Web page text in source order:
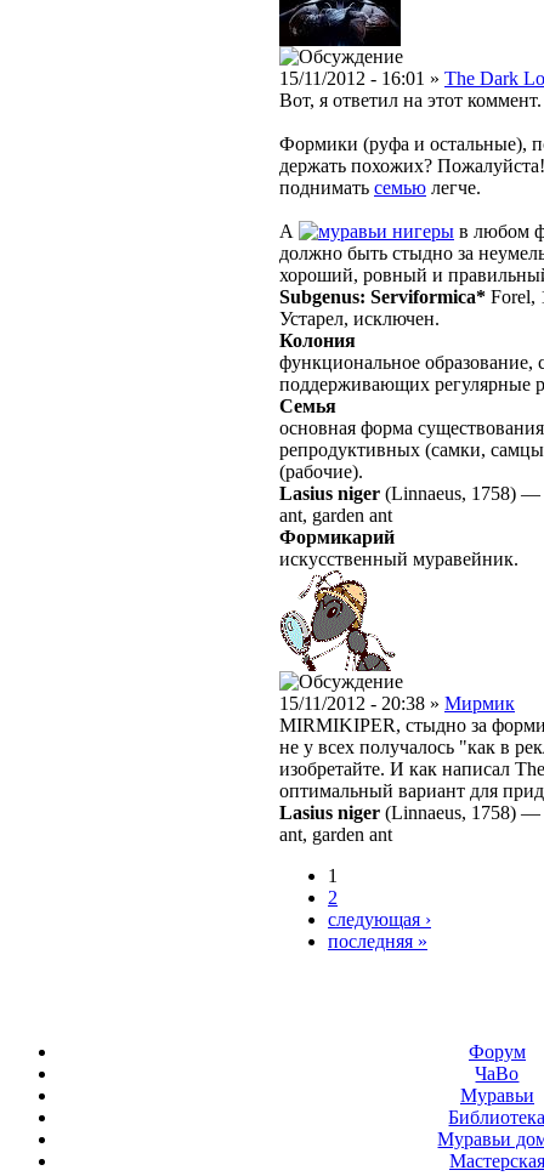
15/11/2012 - 16:01 » The Dark
Вот, я ответил на этот коммент.
Формики (руфа и остальные),
держать похожих?
поднимать семью легче.
А нигеры в любом
должно быть стыдно за
хороший, ровный и
Subgenus: Serviformica* Forel,
Устарел, исключен.
Колония
функциональное образование,
поддерживающих регулярные
Семья
основная форма
репродуктивных (самки,
(рабочие).
Lasius niger (Linnaeus, 1758) —
ant, garden ant
Формикарий
искусственный муравейник.
15/11/2012 - 20:38 » Мирмик
MIRMIKIPER, стыдно за
не у всех получалось "как в
изобретайте. И как написал
оптимальный вариант для
Lasius niger (Linnaeus, 1758) —
ant, garden ant
1
2
следующая ›
последняя »
Форум
ЧаВо
Муравьи
Муравьи
Мастерская